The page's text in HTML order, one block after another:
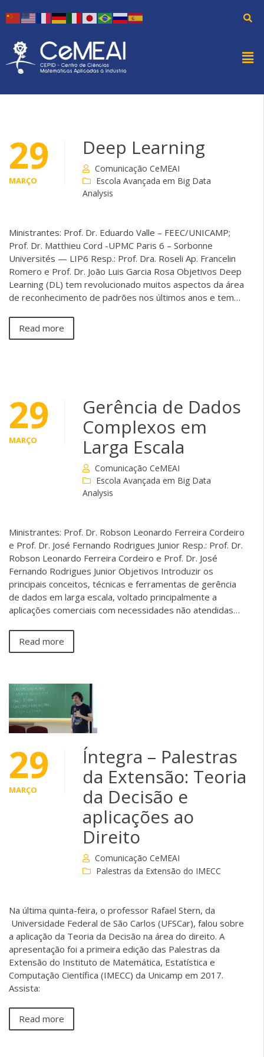
29
MARÇO
Deep Learning
Comunicação CeMEAI
Escola Avançada em Big Data
Analysis
Ministrantes: Prof. Dr. Eduardo Valle – FEEC/UNICAMP;
Prof. Dr. Matthieu Cord -UPMC Paris 6 – Sorbonne
Universités — LIP6 Resp.: Prof. Dra. Roseli Ap. Francelin
Romero e Prof. Dr. João Luis Garcia Rosa Objetivos Deep
Learning (DL) tem revolucionado muitos aspectos da área
de reconhecimento de padrões nos últimos anos e tem…
Read more
29
MARÇO
Gerência de Dados
Complexos em
Larga Escala
Comunicação CeMEAI
Escola Avançada em Big Data
Analysis
Ministrantes: Prof. Dr. Robson Leonardo Ferreira Cordeiro
e Prof. Dr. José Fernando Rodrigues Junior Resp.: Prof. Dr.
Robson Leonardo Ferreira Cordeiro e Prof. Dr. José
Fernando Rodrigues Junior Objetivos Introduzir os
principais conceitos, técnicas e ferramentas de gerência
de dados em larga escala, voltado principalmente a
aplicações comerciais com necessidades não atendidas…
Read more
29
MARÇO
Íntegra – Palestras
da Extensão: Teoria
da Decisão e
aplicações ao
Direito
Comunicação CeMEAI
Palestras da Extensão do IMECC
Na última quinta-feira, o professor Rafael Stern, da
Universidade Federal de São Carlos (UFSCar)​, falou sobre
a aplicação da Teoria da Decisão na área do direito. A
apresentação foi a primeira edição das Palestras da
Extensão do Instituto de Matemática, Estatística e
Computação Científica​ (IMECC) da Unicamp em 2017.
Assista:
Read more